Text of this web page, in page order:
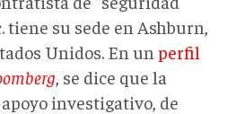
tiene su sede en Ashburn,
Unidos. En un perfil
, se dice que la
investigativo, de